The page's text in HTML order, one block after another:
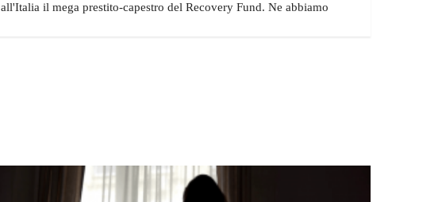
all'Italia il mega prestito-capestro del Recovery Fund. Ne abbiamo